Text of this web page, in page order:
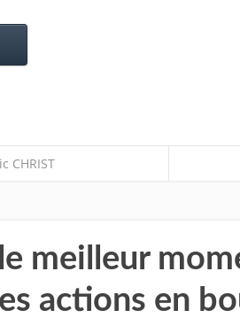
CHRIST
meilleur
actions en